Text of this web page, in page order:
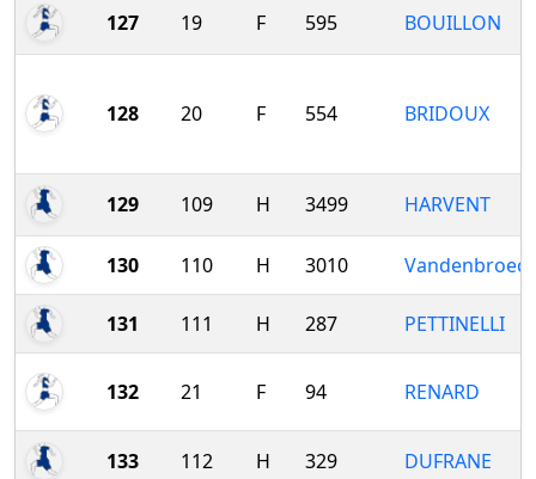
127 19 F 595 BOUILLON
128 20 F 554 BRIDOUX
129 109 H 3499 HARVENT
130 110 H 3010
131 111 H 287 PETTINELLI
132 21 F 94 RENARD
133 112 H 329 DUFRANE